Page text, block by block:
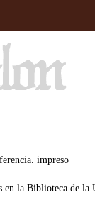
impreso
en la Biblioteca de la